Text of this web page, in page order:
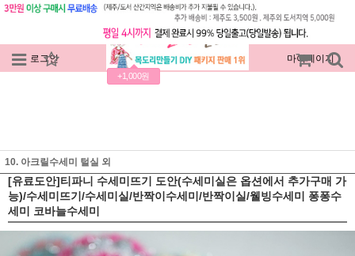
로그인 회원가입
+1,000원
주문조회 마이페이지
10. 아크릴수세미 털실 외
[유료도안]티파니 수세미뜨기 도안(수세미실은 옵션에서 추가구매 가
능)/수세미뜨기/수세미실/반짝이수세미/반짝이실/웰빙수세미 퐁퐁수
세미 코바늘수세미